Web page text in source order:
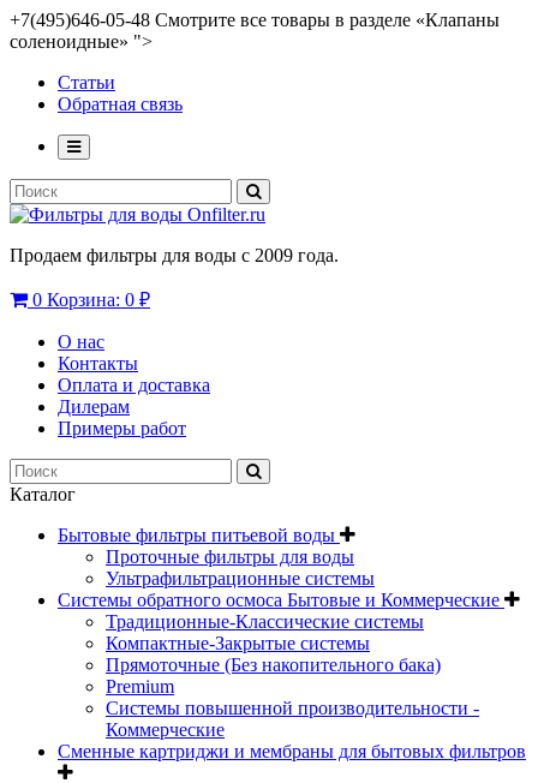
+7(495)646-05-48 Смотрите все товары в разделе «Клапаны
соленоидные» ">
Статьи
Обратная связь
Продаем фильтры для воды с 2009 года.
0 Корзина: 0 ₽
О нас
Контакты
Оплата и доставка
Дилерам
Примеры работ
Каталог
Бытовые фильтры питьевой воды
Проточные фильтры для воды
Ультрафильтрационные системы
Системы обратного осмоса Бытовые и Коммерческие
Традиционные-Классические системы
Компактные-Закрытые системы
Прямоточные (Без накопительного бака)
Premium
Системы повышенной производительности -
Коммерческие
Сменные картриджи и мембраны для бытовых фильтров